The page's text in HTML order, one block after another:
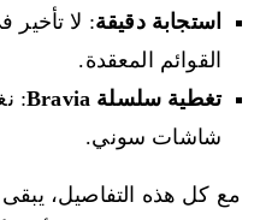
استجابة دقيقة: لا تأخير
القوائم المعقدة.
تغطية سلسلة Bravia
:
شاشات سوني.
مع كل هذه التفاصيل،